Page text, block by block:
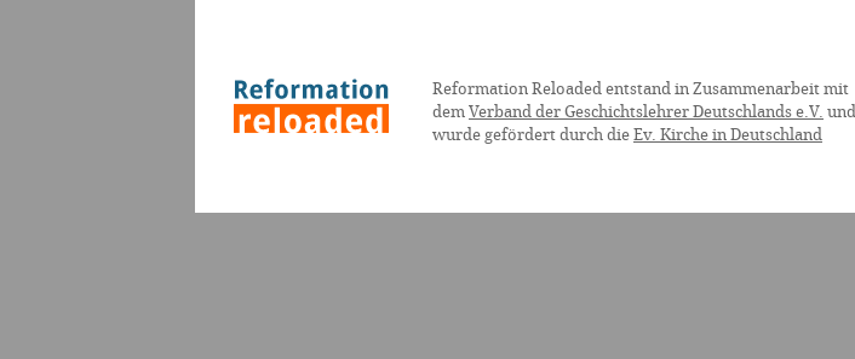
Reformation Reloaded entstand in Zusammenarbeit mit
dem Verband der Geschichtslehrer Deutschlands e.V. und
wurde gefördert durch die Ev. Kirche in Deutschland